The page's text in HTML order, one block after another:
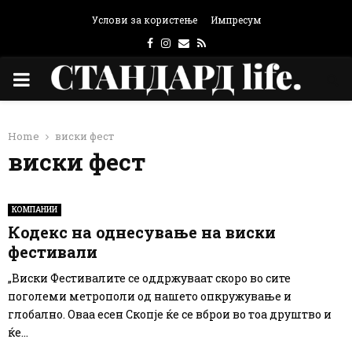
Услови за користење Импресум
Facebook
Instagram
Email
Rss
PRIMARY
Home виски фест
виски фест
КОМПАНИИ
Кодекс на однесување на виски
фестивали
„Виски Фестивалите се оддржуваат скоро во сите
поголеми метрополи од нашето опкружување и
глобално. Оваа есен Скопје ќе се вброи во тоа друштво и
ќе...